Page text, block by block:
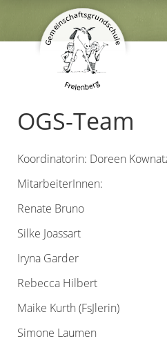
OGS-Team
Koordinatorin: Doreen
MitarbeiterInnen:
Renate Bruno
Silke Joassart
Iryna Garder
Rebecca Hilbert
Maike Kurth (FsJlerin)
Simone Laumen